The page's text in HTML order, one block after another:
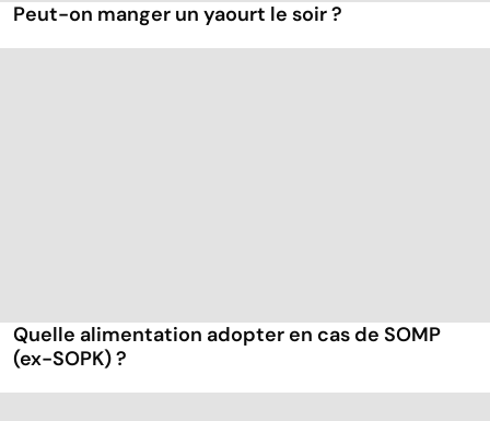
Peut-on manger un yaourt le soir ?
Quelle alimentation adopter en cas de SOMP
(ex-SOPK) ?